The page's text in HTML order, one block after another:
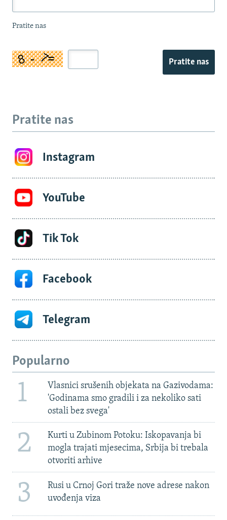
Pratite nas
Pratite nas
Pratite nas
Instagram
YouTube
Tik Tok
Facebook
Telegram
Popularno
1
Vlasnici srušenih objekata na Gazivodama:
'Godinama smo gradili i za nekoliko sati
ostali bez svega'
2
Kurti u Zubinom Potoku: Iskopavanja bi
mogla trajati mjesecima, Srbija bi trebala
otvoriti arhive
3
Rusi u Crnoj Gori traže nove adrese nakon
uvođenja viza